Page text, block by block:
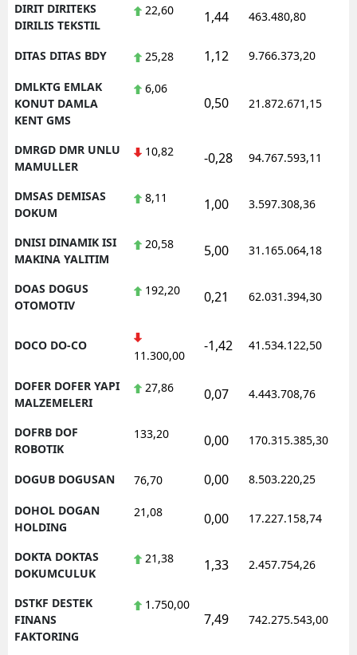
DIRIT DIRITEKS
DIRILIS TEKSTIL
22,60 1,44 463.480,80
DITAS DITAS BDY 25,28 1,12 9.766.373,20
DMLKTG EMLAK
KONUT DAMLA
KENT GMS
6,06
0,50 21.872.671,15
DMRGD DMR UNLU
MAMULLER
10,82 -0,28 94.767.593,11
DMSAS DEMISAS
DOKUM
8,11 1,00 3.597.308,36
DNISI DINAMIK ISI
MAKINA YALITIM
20,58 5,00 31.165.064,18
DOAS DOGUS
OTOMOTIV
192,20 0,21 62.031.394,30
DOCO DO-CO
11.300,00
-1,42 41.534.122,50
DOFER DOFER YAPI
MALZEMELERI
27,86 0,07 4.443.708,76
DOFRB DOF
ROBOTIK
133,20 0,00 170.315.385,30
DOGUB DOGUSAN 76,70 0,00 8.503.220,25
DOHOL DOGAN
HOLDING
21,08 0,00 17.227.158,74
DOKTA DOKTAS
DOKUMCULUK
21,38 1,33 2.457.754,26
DSTKF DESTEK
FINANS
FAKTORING
1.750,00
7,49 742.275.543,00